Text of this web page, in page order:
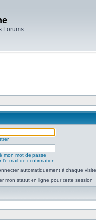
Forums
mon mot de passe
l’e-mail de confirmation
automatiquement à chaque visite
mon statut en ligne pour cette session